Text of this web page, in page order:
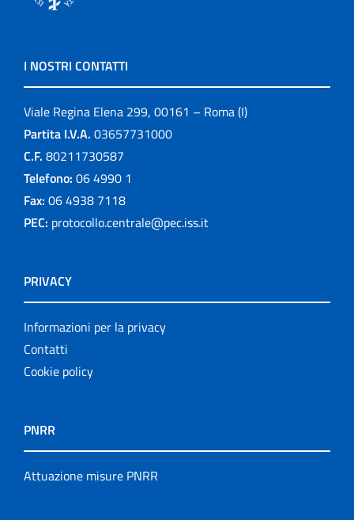
I NOSTRI CONTATTI
Viale Regina Elena 299, 00161 – Roma (I)
Partita I.V.A. 03657731000
C.F. 80211730587
Telefono: 06 4990 1
Fax: 06 4938 7118
PEC: protocollo.centrale@pec.iss.it
PRIVACY
Informazioni per la privacy
Contatti
Cookie policy
PNRR
Attuazione misure PNRR